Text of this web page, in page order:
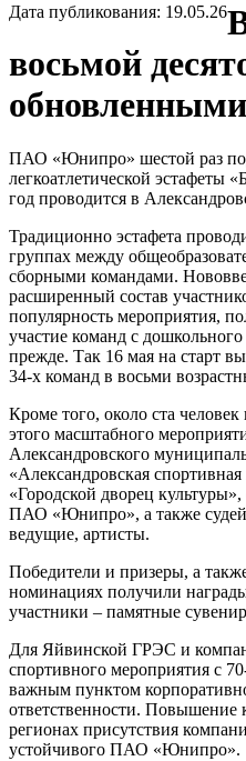
Дата публикования: 19.05.26
восьмой
обновленными
ПАО «Юнипро» шестой раз
легкоатлетической эстафеты
год проводится в
Традиционно эстафета
группах между
сборными командами.
расширенный состав
популярность мероприятия,
участие команд с дошкольного
прежде. Так 16 мая на старт
34-х команд в восьми
Кроме того, около ста
этого масштабного
Александровского
«Александровская
«Городской дворец
ПАО «Юнипро», а также
ведущие, артисты.
Победители и призеры, а
номинациях получили
участники – памятные
Для Яйвинской ГРЭС и
спортивного мероприятия с
важным пунктом
ответственности. Повышение
регионах присутствия
устойчивого ПАО «Юнипро».